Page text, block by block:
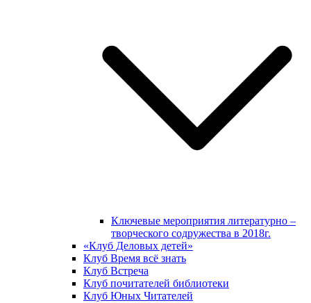
Ключевые мероприятия литературно –
творческого содружества в 2018г.
«Клуб Деловых детей»
Клуб Время всё знать
Клуб Встреча
Клуб почитателей библиотеки
Клуб Юных Читателей